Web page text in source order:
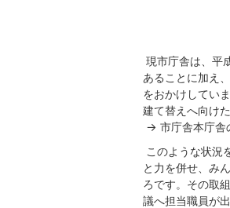
現市庁舎は、平
あることに加え
をおかけしてい
建て替えへ向け
→ 市庁舎本庁舎
このような状況
と力を併せ、み
ろです。その取
議へ担当職員が